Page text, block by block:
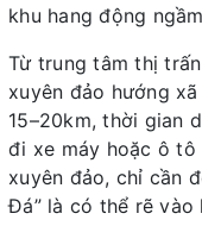
khu hang động
Từ trung tâm thị
xuyên đảo hướng
15–20km, thời gian
đi xe máy hoặc ô tô
xuyên đảo, chỉ cần
Đá” là có thể rẽ vào